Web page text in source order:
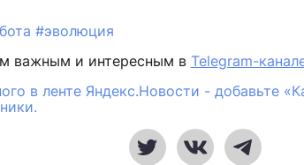
#эволюция
важным и интересным в Telegram-
в ленте Яндекс.Новости - добавьте